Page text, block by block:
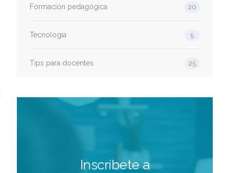
Formación pedagógica 20
Tecnología 5
Tips para docentes 25
Inscríbete a